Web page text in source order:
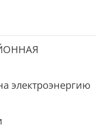
электроэнергию